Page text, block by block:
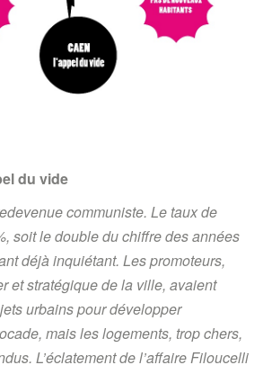
du vide
communiste. Le taux de
soit le double du chiffre des années
déjà inquiétant. Les promoteurs,
et stratégique de la ville, avaient
urbains pour développer
mais les logements, trop chers,
L’éclatement de l’affaire Filoucelli